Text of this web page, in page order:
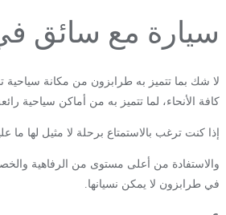
سيارة مع سائق
لا شك بما تتميز به طرابزون من مكانة سياحية
كافة الأنحاء، لما تتميز به من أماكن سياحية
إذا كنت ترغب بالاستمتاع برحلة لا مثيل لها ما
والاستفادة من أعلى مستوى من الرفاهية
في طرابزون لا يمكن نسيانها.